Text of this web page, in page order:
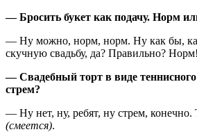
— Бросить букет как подачу. Норм
— Ну можно, норм, норм. Ну как бы,
скучную свадьбу, да? Правильно? Норм!
— Свадебный торт в виде
стрем?
— Ну нет, ну, ребят, ну стрем,
(смеется).